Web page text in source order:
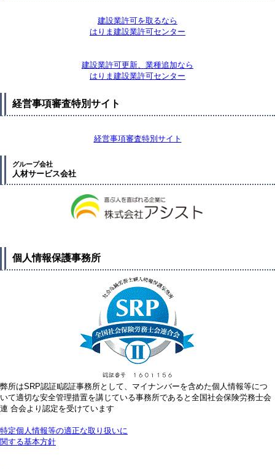
建設業許可を取るなら
はりま建設業許可センター
建設業許可更新、業種追加なら
はりま建設業許可センター
経営事項審査特別サイト
経営事項審査特別サイト
グループ会社
人材サービス会社
個人情報保護事務所
弊所はSRP認証Ⅱ認証事務所として、マイナンバーを含めた個人情報等につ
いて適切な安全管理措置を講じている事務所であると全国社会保険労務士会
連 合会より認定を受けています
特定個人情報等の適正な取り扱いに
関する基本方針